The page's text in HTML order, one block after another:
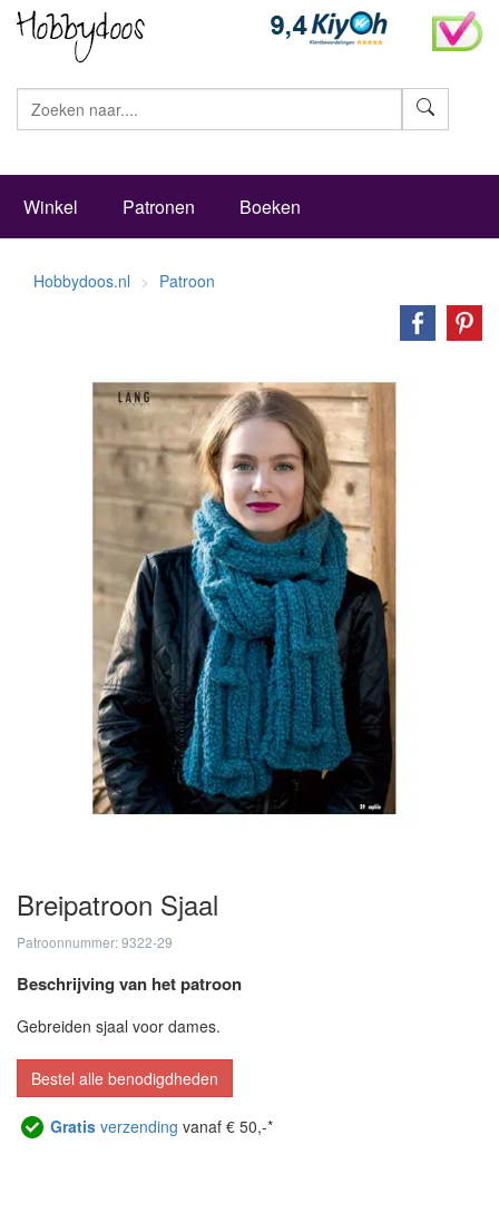
Winkel Patronen Boeken
Hobbydoos.nl Patroon
Breipatroon Sjaal
Patroonnummer: 9322-29
Beschrijving van het patroon
Gebreiden sjaal voor dames.
Bestel alle benodigdheden
Gratis verzending vanaf € 50,-*